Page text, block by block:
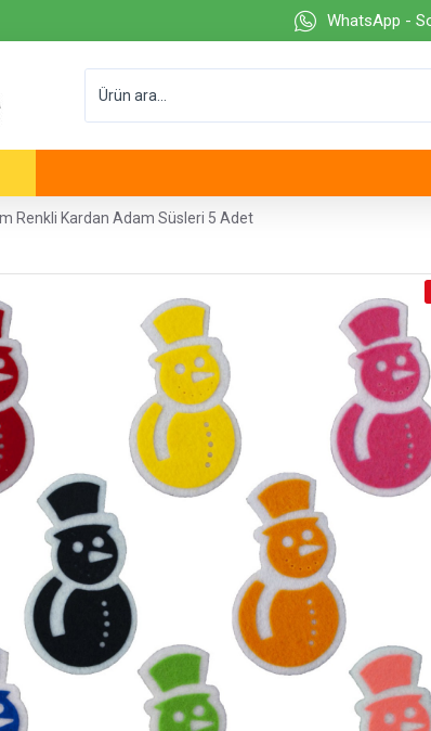
WhatsApp -
Renkli Kardan Adam Süsleri 5 Adet